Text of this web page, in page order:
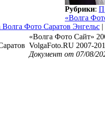
Рубрики:
«Волга
Фото Саратов Энгельс |
«Волга Фото Сайт»
VolgaFoto.RU 2007-
Документ от 07/08/